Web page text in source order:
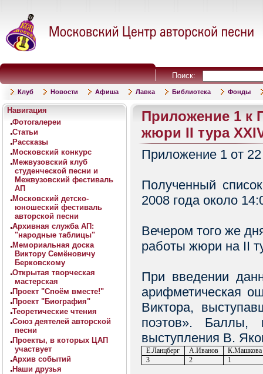
Поиск:
Клуб Новости Афиша Лавка Библиотека Фонды
Навигация
Фотогалереи
Статьи
Рассказы
Московский конкурс
Межвузовский клуб
студенческой песни и
Межвузовский фестиваль
АП
Московский детско-
юношеский фестиваль
авторской песни
Архивная служба АП:
"народные таблицы"
Мемориальная доска
Виктору Семёновичу
Берковскому
Открытая творческая
мастерская
Проект "Споём вместе!"
Проект "Биография"
Теоретические чтения
Союз деятелей авторской
песни
Проекты, в которых ЦАП
участвует
Архив событий
Наши друзья
Приложение 1 к
жюри II тура
Приложение 1 от 22
Полученный
2008 года около
Вечером того же
работы жюри на II
При введении
арифметическая
Виктора,
поэтов». Баллы,
выступления В.
Е.Ланцберг А.Иванов
К.Машкова
3
2 1